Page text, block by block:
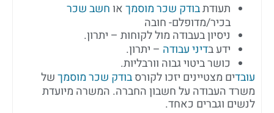
תעודתבודק שכר מוסמךאו חשב שכר
בכיר/מדופלם- חובה
ניסיון בעבודה מול לקוחות – יתרון.
ידע בדיני עבודה – יתרון.
כושר ביטוי גבוה וורבליות.
עובדים מצטיינים יזכו לקורסבודק שכר מוסמךשל
משרד העבודה על חשבון החברה. המשרה מיועדת
לנשים וגברים כאחד.